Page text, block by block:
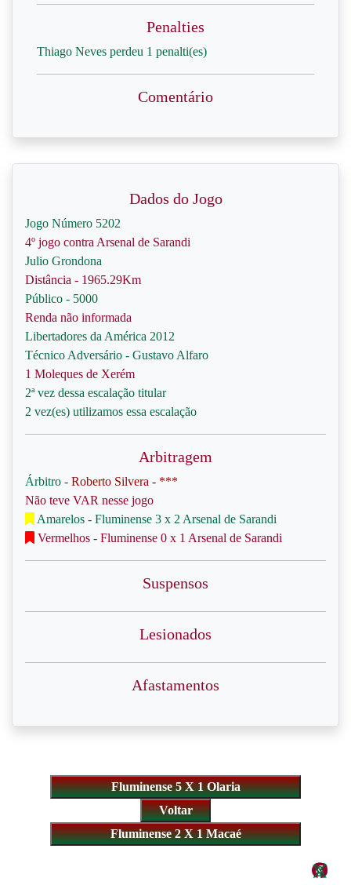
Penalties
Thiago Neves perdeu 1 penalti(es)
Comentário
Dados do Jogo
Jogo Número 5202
4º jogo contra Arsenal de Sarandi
Julio Grondona
Distância - 1965.29Km
Público - 5000
Renda não informada
Libertadores da América 2012
Técnico Adversário - Gustavo Alfaro
1 Moleques de Xerém
2ª vez dessa escalação titular
2 vez(es) utilizamos essa escalação
Arbitragem
Árbitro - Roberto Silvera - ***
Não teve VAR nesse jogo
Amarelos - Fluminense 3 x 2 Arsenal de Sarandi
Vermelhos - Fluminense 0 x 1 Arsenal de Sarandi
Suspensos
Lesionados
Afastamentos